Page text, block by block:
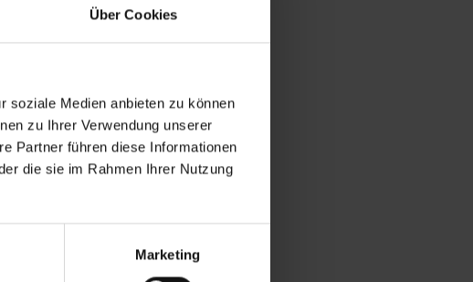
Über Cookies
soziale Medien anbieten zu können
zu Ihrer Verwendung unserer
Partner führen diese Informationen
die sie im Rahmen Ihrer Nutzung
Marketing